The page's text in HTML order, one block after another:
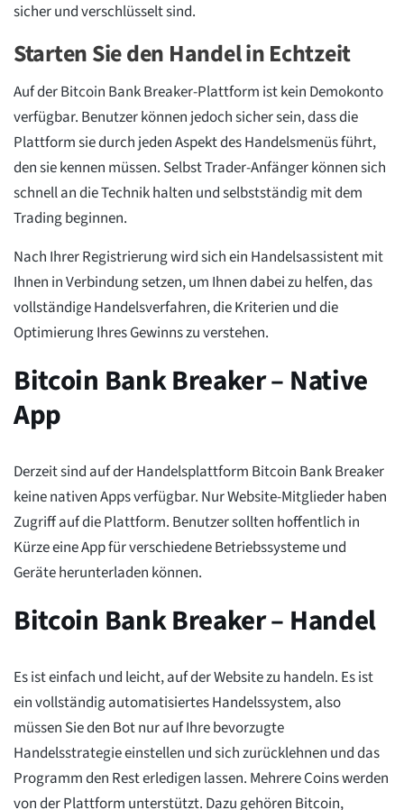
sicher und verschlüsselt sind.
Starten Sie den Handel in Echtzeit
Auf der Bitcoin Bank Breaker-Plattform ist kein Demokonto
verfügbar. Benutzer können jedoch sicher sein, dass die
Plattform sie durch jeden Aspekt des Handelsmenüs führt,
den sie kennen müssen. Selbst Trader-Anfänger können sich
schnell an die Technik halten und selbstständig mit dem
Trading beginnen.
Nach Ihrer Registrierung wird sich ein Handelsassistent mit
Ihnen in Verbindung setzen, um Ihnen dabei zu helfen, das
vollständige Handelsverfahren, die Kriterien und die
Optimierung Ihres Gewinns zu verstehen.
Bitcoin Bank Breaker – Native
App
Derzeit sind auf der Handelsplattform Bitcoin Bank Breaker
keine nativen Apps verfügbar. Nur Website-Mitglieder haben
Zugriff auf die Plattform. Benutzer sollten hoffentlich in
Kürze eine App für verschiedene Betriebssysteme und
Geräte herunterladen können.
Bitcoin Bank Breaker – Handel
Es ist einfach und leicht, auf der Website zu handeln. Es ist
ein vollständig automatisiertes Handelssystem, also
müssen Sie den Bot nur auf Ihre bevorzugte
Handelsstrategie einstellen und sich zurücklehnen und das
Programm den Rest erledigen lassen. Mehrere Coins werden
von der Plattform unterstützt. Dazu gehören Bitcoin,